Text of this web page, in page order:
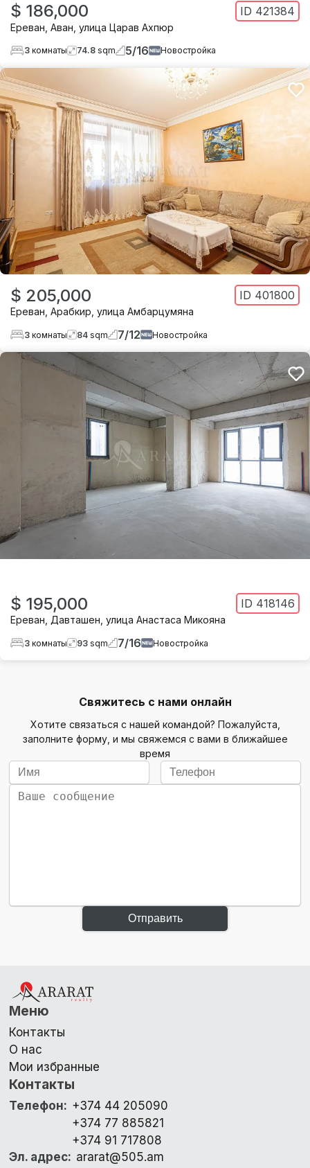
$ 186,000 ID 421384
Ереван Аван улица Царав Ахпюр
3 комнаты 74.8 sqm 5/16 Новостройка
$ 205,000 ID 401800
Ереван Арабкир улица Амбарцумяна
3 комнаты 84 sqm 7/12 Новостройка
$ 195,000 ID 418146
Ереван Давташен улица Анастаса Микояна
3 комнаты 93 sqm 7/16 Новостройка
Свяжитесь с нами онлайн
Хотите связаться с нашей командой? Пожалуйста,
заполните форму, и мы свяжемся с вами в ближайшее
время
Отправить
Меню
Контакты
О нас
Мои избранные
Контакты
Телефон: +374 44 205090
+374 77 885821
+374 91 717808
Эл. адрес: ararat@505.am